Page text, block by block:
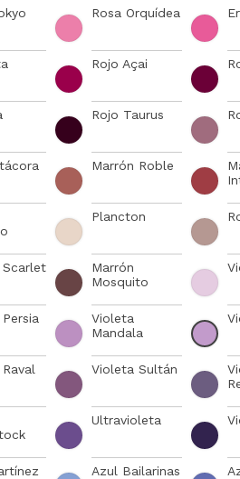
Rosa Orquídea
Rojo Açai
Rojo Taurus
Marrón Roble
Plancton
Scarlet
Marrón
Mosquito
Violeta
Mandala
Violeta Sultán
Ultravioleta
Azul Bailarinas